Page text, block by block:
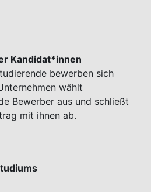
Kandidat*innen
bewerben sich
wählt
Bewerber aus und schließt
mit ihnen ab.